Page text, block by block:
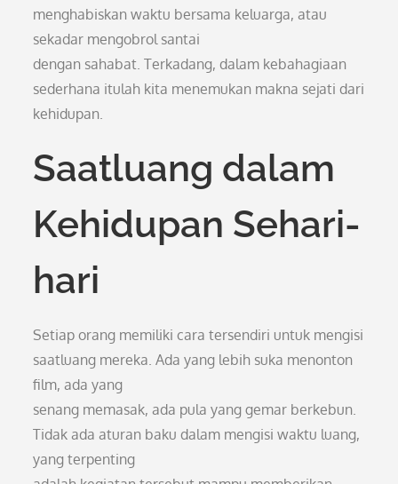
menghabiskan waktu bersama keluarga, atau
sekadar mengobrol santai
dengan sahabat. Terkadang, dalam kebahagiaan
sederhana itulah kita menemukan makna sejati dari
kehidupan.
Saatluang dalam
Kehidupan Sehari-
hari
Setiap orang memiliki cara tersendiri untuk mengisi
saatluang mereka. Ada yang lebih suka menonton
film, ada yang
senang memasak, ada pula yang gemar berkebun.
Tidak ada aturan baku dalam mengisi waktu luang,
yang terpenting